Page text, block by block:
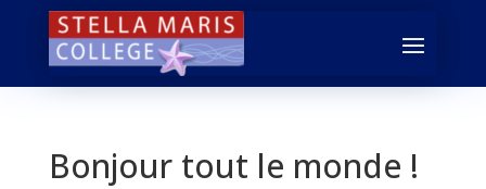
Bonjour tout le monde !